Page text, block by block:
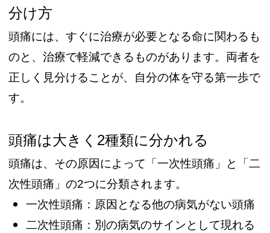
分け方
頭痛には、すぐに治療が必要となる命に関わるも
のと、治療で軽減できるものがあります。両者を
正しく見分けることが、自分の体を守る第一歩で
す。
頭痛は大きく2種類に分かれる
頭痛は、その原因によって「一次性頭痛」と「二
次性頭痛」の2つに分類されます。
一次性頭痛：原因となる他の病気がない頭痛
二次性頭痛：別の病気のサインとして現れる